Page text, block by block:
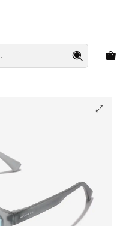
de que la oferta termine!
Lentes de Sol
One Ls Raw